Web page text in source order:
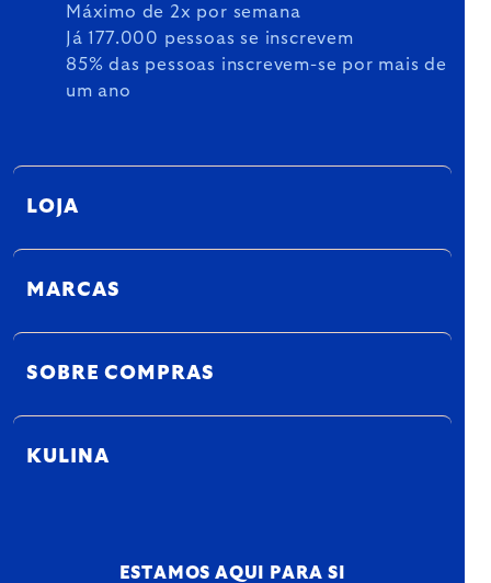
Máximo de 2x por semana
Já 177.000 pessoas se inscrevem
85% das pessoas inscrevem-se por mais de
um ano
LOJA
MARCAS
SOBRE COMPRAS
KULINA
ESTAMOS AQUI PARA SI